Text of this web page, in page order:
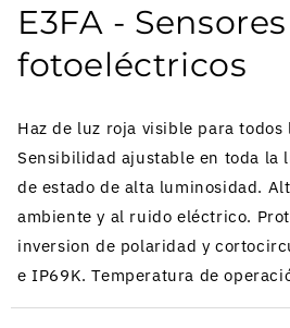
E3FA - Sensores
fotoeléctricos
Haz de luz roja visible para todos
Sensibilidad ajustable en toda la
de estado de alta luminosidad.
ambiente y al ruido eléctrico.
inversion de polaridad y
e IP69K. Temperatura de